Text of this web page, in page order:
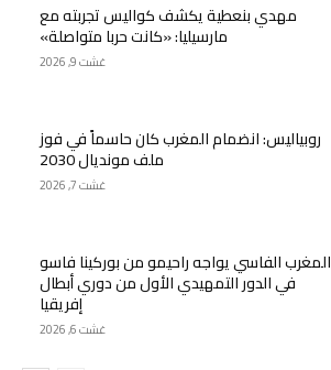
مهدي بنعطية يكشف كواليس تجربته مع
مارسيليا: «كانت حربا متواصلة»
غشت 9, 2026
روبياليس: انضمام المغرب كان حاسماً في فوز
ملف مونديال 2030
غشت 7, 2026
المغرب الفاسي يواجه راحيمو من بوركينا فاسو
في الدور التمهيدي الأول من دوري أبطال
إفريقيا
غشت 6, 2026